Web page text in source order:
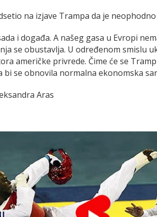
na izjave Trampa da je
i događa. A našeg gasa u Evropi
se obustavlja. U određenom smislu
američke privrede. Čime će se
bi se obnovila normalna ekonomska
Aras